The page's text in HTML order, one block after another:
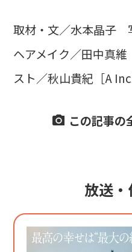
取材・文／水本晶子
ヘアメイク／⽥中真
スト／秋⼭貴紀［A
この記事の
放送